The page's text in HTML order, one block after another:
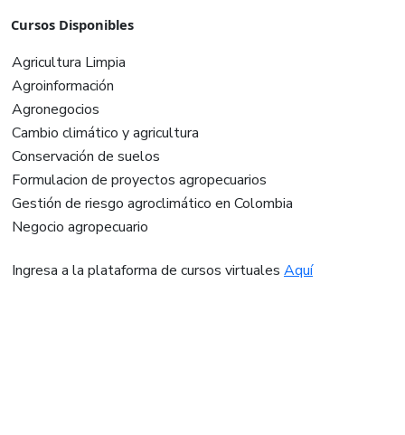
Cursos Disponibles
Agricultura Limpia
Agroinformación
Agronegocios
Cambio climático y agricultura
Conservación de suelos
Formulacion de proyectos agropecuarios
Gestión de riesgo agroclimático en Colombia
Negocio agropecuario
Ingresa a la plataforma de cursos virtuales Aquí​